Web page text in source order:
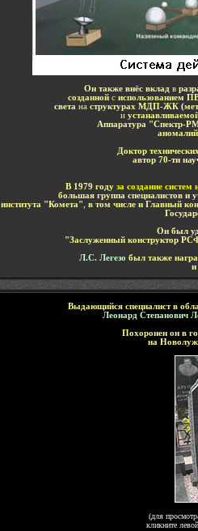
Он также внёс вклад в
созданной с использованием
света на структурах МДП-ЖК (
и
Аппаратура "Спектр-
аномалий
Доктор
автор 70-ти
В 1979 году за создание
большая группа специалистов и
института "Комета"
в том числе и Главный
Он был
"Заслуженный конструктор
Л.С. Легезо был также
и
Выдающийся специалист в
Леонард Степанович
Похоронен он в
на
(для
кликните